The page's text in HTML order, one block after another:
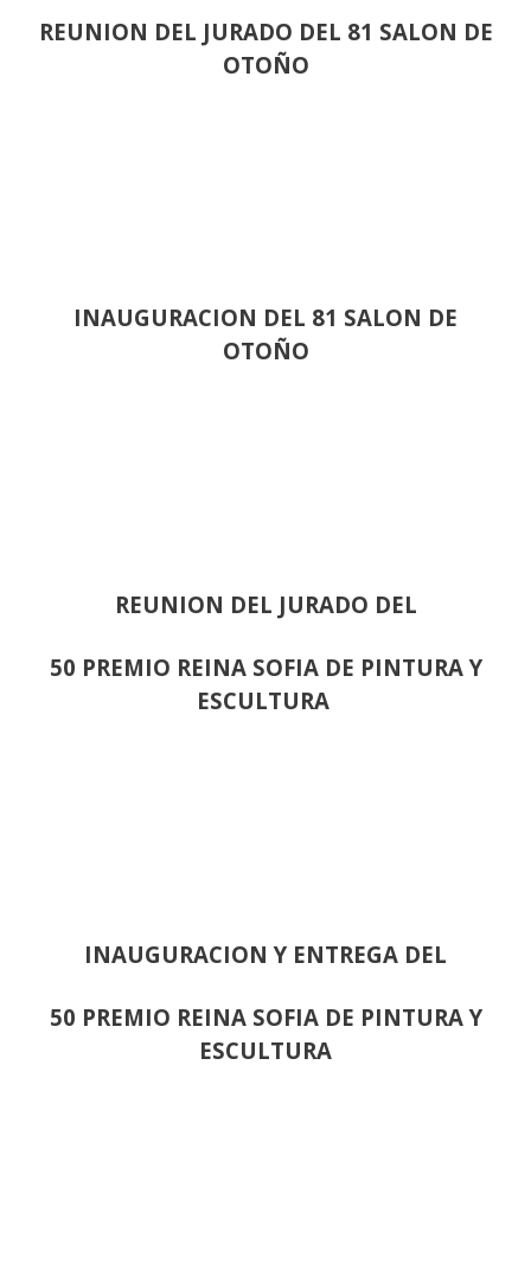
REUNION DEL JURADO DEL 81 SALON DE
OTOÑO
INAUGURACION DEL 81 SALON DE
OTOÑO
REUNION DEL JURADO DEL
50 PREMIO REINA SOFIA DE PINTURA Y
ESCULTURA
INAUGURACION Y ENTREGA DEL
50 PREMIO REINA SOFIA DE PINTURA Y
ESCULTURA